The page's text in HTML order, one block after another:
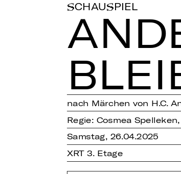
SCHAUSPIEL
nach Märchen von H.C.
Regie: Cosmea
Samstag, 26.04.2025
XRT 3. Etage